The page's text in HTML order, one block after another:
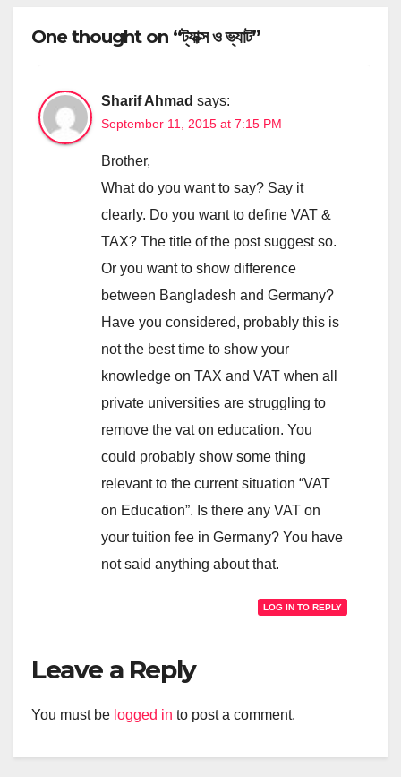
One thought on “ট্যাক্স ও ভ্যাট”
Sharif Ahmad says:
September 11, 2015 at 7:15 PM
Brother,
What do you want to say? Say it
clearly. Do you want to define VAT &
TAX? The title of the post suggest so.
Or you want to show difference
between Bangladesh and Germany?
Have you considered, probably this is
not the best time to show your
knowledge on TAX and VAT when all
private universities are struggling to
remove the vat on education. You
could probably show some thing
relevant to the current situation “VAT
on Education”. Is there any VAT on
your tuition fee in Germany? You have
not said anything about that.
LOG IN TO REPLY
Leave a Reply
You must be logged in to post a comment.